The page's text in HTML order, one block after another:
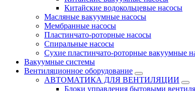
Китайские водокольцевые насосы
Масляные вакуумные насосы
Мембранные насосы
Пластинчато-роторные насосы
Спиральные насосы
Сухие пластинчато-роторные вакуумные
Вакуумные системы
Вентиляционное оборудование
АВТОМАТИКА ДЛЯ ВЕНТИЛЯЦИИ
Блоки управления бытовыми